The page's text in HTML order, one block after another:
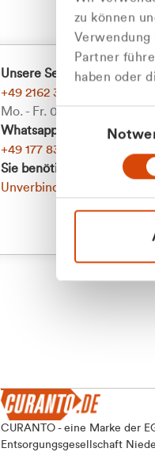
zu können
Verwendung
Partner
haben oder
Unsere Service-Hotline
+49 2162 3769000
Mo. - Fr. 08.00 - 16:30 Uhr
Whatsapp
+49 177 8376058
Sie benötigen ein
Unverbindliche Anfrage
CURANTO - eine Marke der
Entsorgungsgesellschaft